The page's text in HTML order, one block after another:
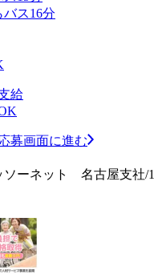
ス16分
給
募画面に進む
ソーネット 名古屋支社/